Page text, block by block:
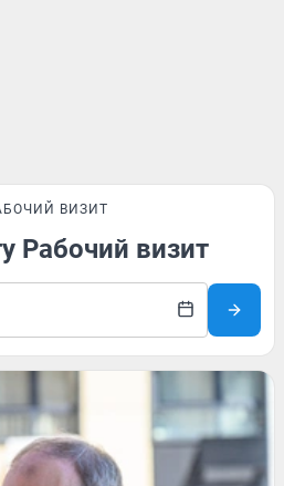
ВИЗИТ
Рабочий визит